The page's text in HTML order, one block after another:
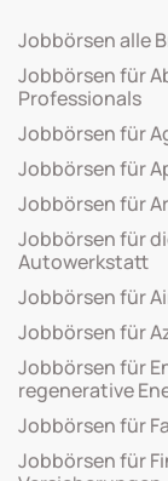
Jobbörsen alle
Jobbörsen für
Professionals
Jobbörsen für
Jobbörsen für
Jobbörsen für
Jobbörsen für
Autowerkstatt
Jobbörsen für
Jobbörsen für
Jobbörsen für
regenerative
Jobbörsen für
Jobbörsen für